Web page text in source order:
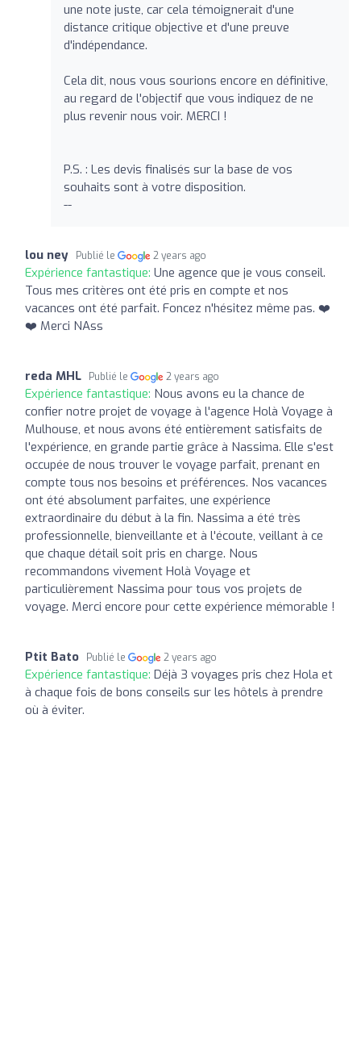
une note juste, car cela témoignerait d'une
distance critique objective et d'une preuve
d'indépendance.
Cela dit, nous vous sourions encore en définitive,
au regard de l'objectif que vous indiquez de ne
plus revenir nous voir. MERCI !
P.S. : Les devis finalisés sur la base de vos
souhaits sont à votre disposition.
--
lou ney Publié le 2 years ago
Expérience fantastique: Une agence que je vous conseil.
Tous mes critères ont été pris en compte et nos
vacances ont été parfait. Foncez n'hésitez même pas. ❤️
❤️ Merci NAss
reda MHL Publié le 2 years ago
Expérience fantastique: Nous avons eu la chance de
confier notre projet de voyage à l'agence Holà Voyage à
Mulhouse, et nous avons été entièrement satisfaits de
l'expérience, en grande partie grâce à Nassima. Elle s'est
occupée de nous trouver le voyage parfait, prenant en
compte tous nos besoins et préférences. Nos vacances
ont été absolument parfaites, une expérience
extraordinaire du début à la fin. Nassima a été très
professionnelle, bienveillante et à l'écoute, veillant à ce
que chaque détail soit pris en charge. Nous
recommandons vivement Holà Voyage et
particulièrement Nassima pour tous vos projets de
voyage. Merci encore pour cette expérience mémorable !
Ptit Bato Publié le 2 years ago
Expérience fantastique: Déjà 3 voyages pris chez Hola et
à chaque fois de bons conseils sur les hôtels à prendre
où à éviter.